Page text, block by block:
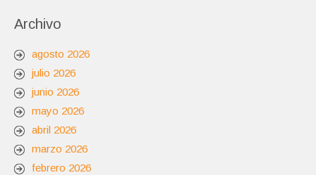
Archivo
agosto 2026
julio 2026
junio 2026
mayo 2026
abril 2026
marzo 2026
febrero 2026